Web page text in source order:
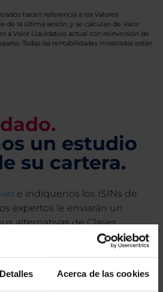
Detalles Acerca de las cookies
hacen referencia a los Valores
de la última sesión, y se calculan de Valor
a Valor Liquidativo actual con reinversión de
Todas las rentabilidades mostradas están
un estudio
su cartera.
e indíquenos los ISINs de
expertos le enviarán un
alternativas de Clases
ahorrar en sus costes.